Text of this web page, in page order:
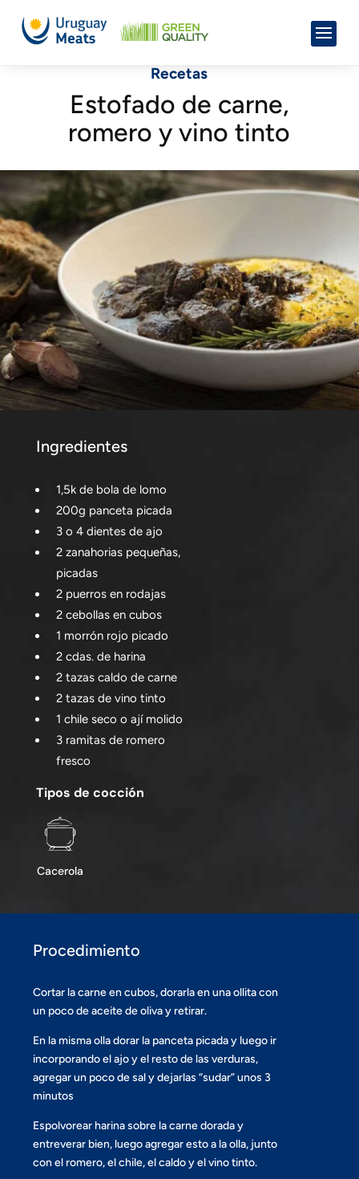
Recetas
Estofado de carne,
romero y vino tinto
Ingredientes
1,5k de bola de lomo
200g panceta picada
3 o 4 dientes de ajo
2 zanahorias pequeñas,
picadas
2 puerros en rodajas
2 cebollas en cubos
1 morrón rojo picado
2 cdas. de harina
2 tazas caldo de carne
2 tazas de vino tinto
1 chile seco o ají molido
3 ramitas de romero
fresco
Tipos de cocción
Cacerola
Procedimiento
Cortar la carne en cubos, dorarla en una ollita con
un poco de aceite de oliva y retirar.
En la misma olla dorar la panceta picada y luego ir
incorporando el ajo y el resto de las verduras,
agregar un poco de sal y dejarlas “sudar” unos 3
minutos
Espolvorear harina sobre la carne dorada y
entreverar bien, luego agregar esto a la olla, junto
con el romero, el chile, el caldo y el vino tinto.